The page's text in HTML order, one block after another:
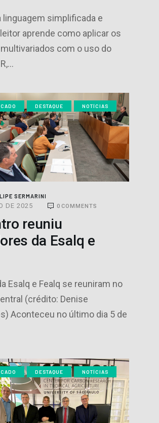
linguagem simplificada e
aprende como aplicar os
com o uso do
DESTAQUE NOTÍCIAS
SERMARINI
DE 2025 0 COMMENTS
reuniu
da Esalq e
Esalq e Fealq se reuniram no
(crédito: Denise
Aconteceu no último dia 5 de
DESTAQUE NOTÍCIAS